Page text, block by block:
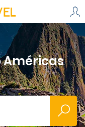
Américas